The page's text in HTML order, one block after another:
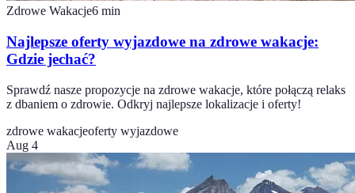
Zdrowe Wakacje6 min
Najlepsze oferty wyjazdowe na zdrowe wakacje:
Gdzie jechać?
Sprawdź nasze propozycje na zdrowe wakacje, które połączą relaks
z dbaniem o zdrowie. Odkryj najlepsze lokalizacje i oferty!
zdrowe wakacjeoferty wyjazdowe
Aug 4